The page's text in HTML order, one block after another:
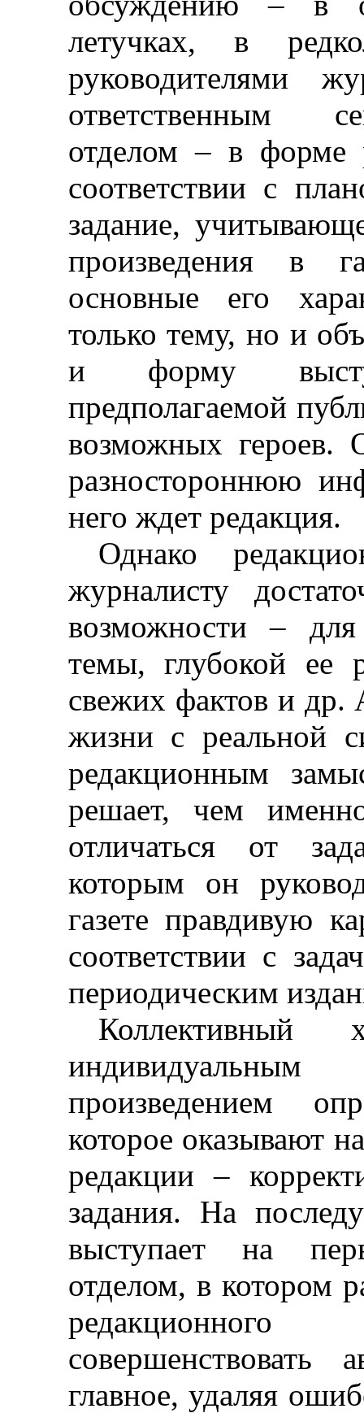
летучках, в
руководителями
ответственным
отделом–в форме
соответствии с
задание,
произведения в
основные его
только тему, но и
и форму
предполагаемой
возможных героев.
разностороннюю
него ждет редакция.
Однако
журналисту
возможности– для
темы, глубокой ее
свежих фактов и др.
жизни с реальной
редакционным
решает, чем
отличаться от
которым он
газете правдивую
соответствии с
периодическим
Коллективный
произведением
которое оказывают
редакции–
задания. На
выступает на
отделом, в котором
редакционного
совершенствовать
главное, удаляя